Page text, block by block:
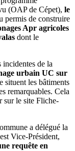
(OAP de Cépet), le
permis de construire
Apr agricoles
dont le
incidentes de la
urbain UC sur
situent les bâtiments
remarquables. Cela
sur le site Fliche-
a délégué la
Vice-Président,
requête en